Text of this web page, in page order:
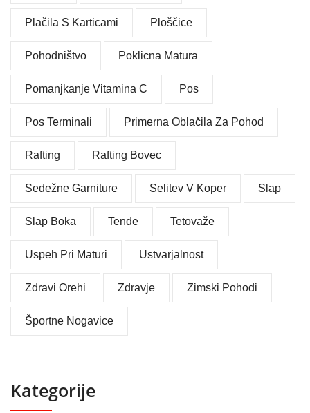
Plačila S Karticami Ploščice
Pohodništvo Poklicna Matura
Pomanjkanje Vitamina C Pos
Pos Terminali Primerna Oblačila Za Pohod
Rafting Rafting Bovec
Sedežne Garniture Selitev V Koper Slap
Slap Boka Tende Tetovaže
Uspeh Pri Maturi Ustvarjalnost
Zdravi Orehi Zdravje Zimski Pohodi
Športne Nogavice
Kategorije